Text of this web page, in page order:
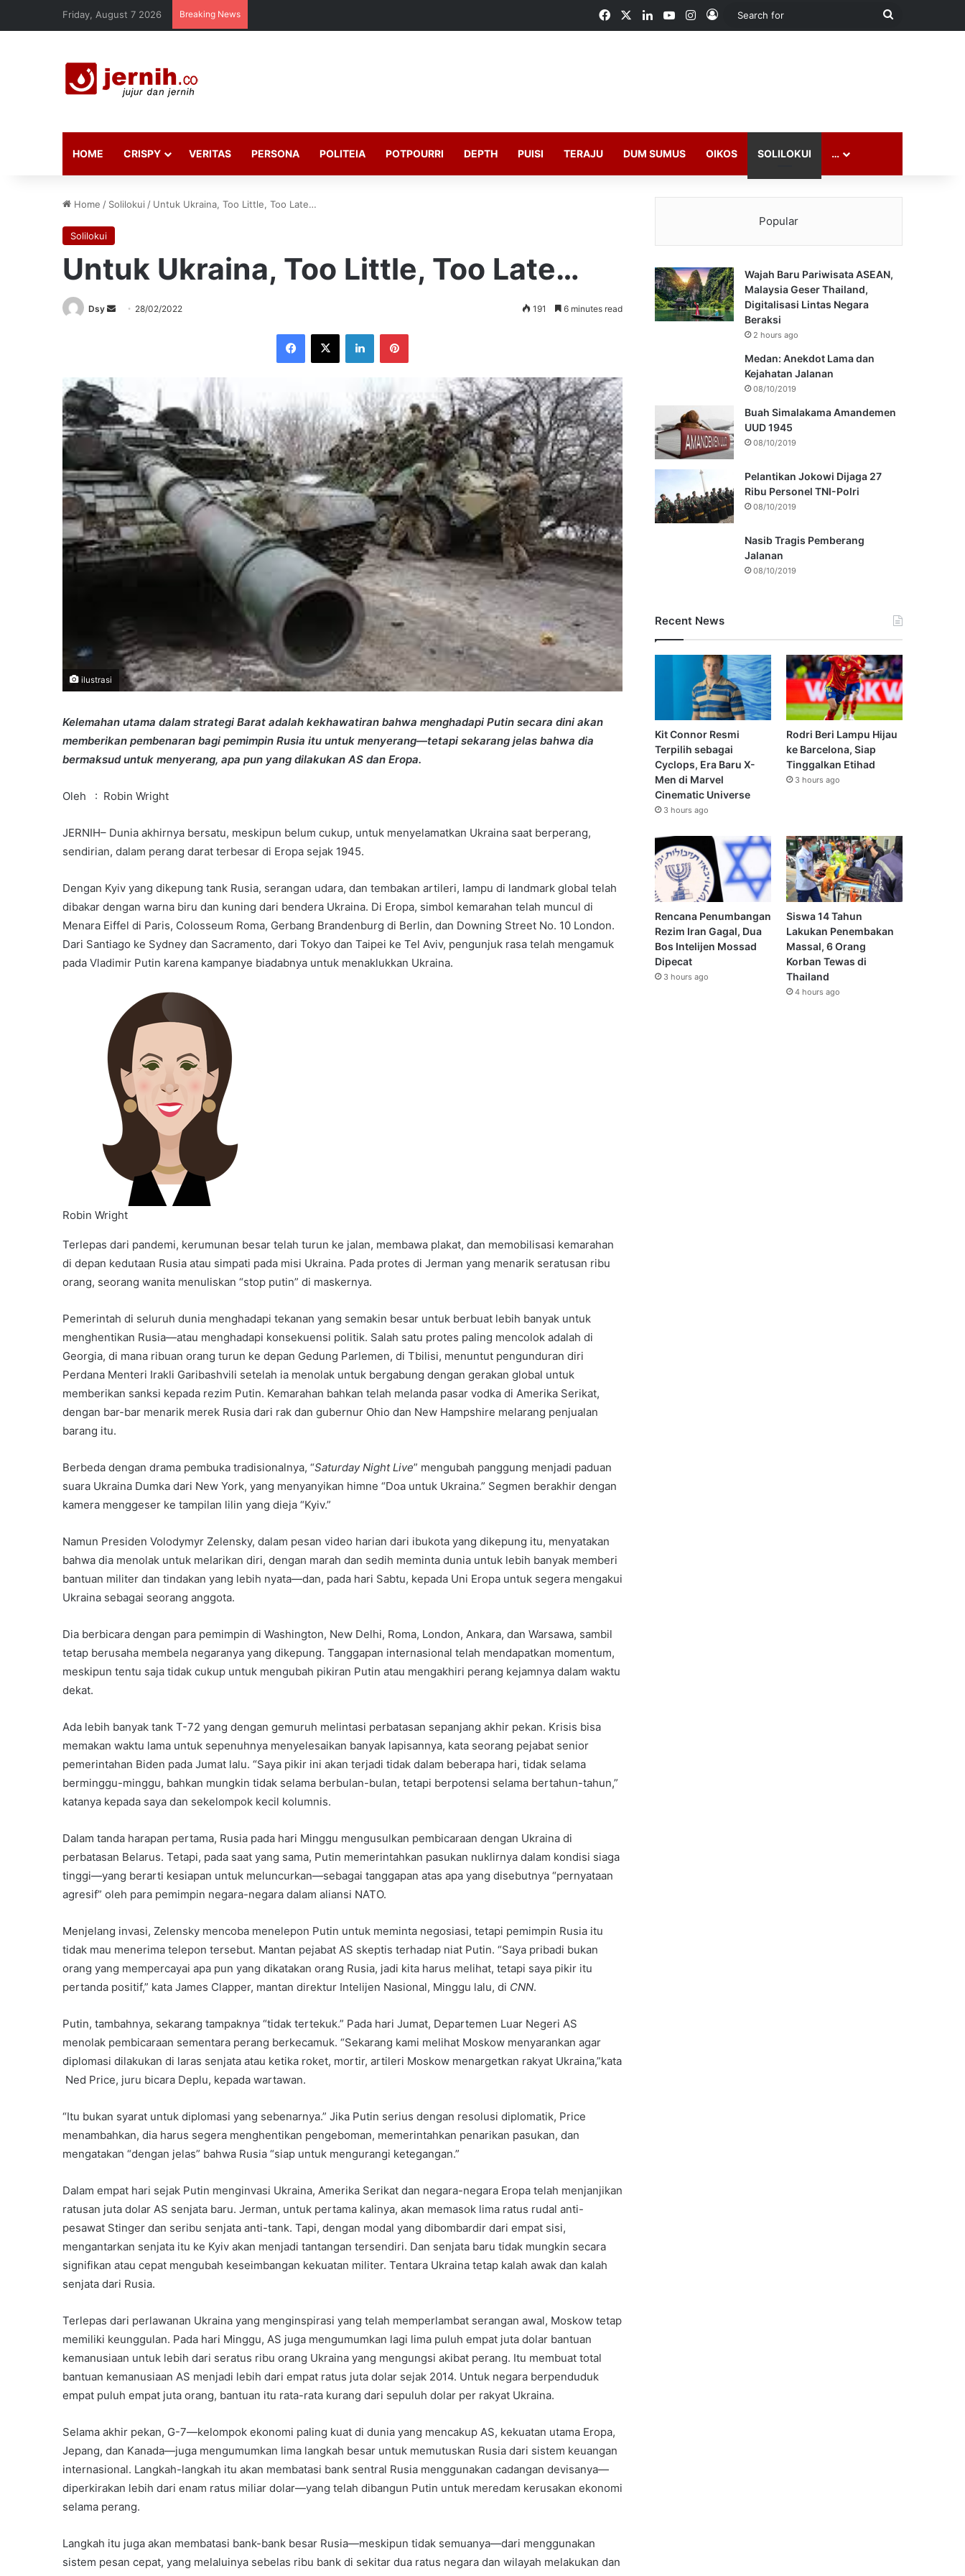
Friday, August 7 2026 Breaking News FacebookLinkedInYouTubeInstagram
Log In
Search
HOME CRISPY VERITAS PERSONA POLITEIA POTPOURRI DEPTH PUISI TERAJU DUM SUMUS OIKOS SOLILOKUI …
Home / Solilokui / Untuk Ukraina, Too Little, Too Late…
Solilokui
Untuk Ukraina, Too Little, Too Late…
Dsy
Send 28/02/2022 191 6 minutes read
Facebook
X LinkedInPinterest
ilustrasi
Kelemahan utama dalam strategi Barat adalah kekhawatiran bahwa menghadapi Putin secara dini akan
memberikan pembenaran bagi pemimpin Rusia itu untuk menyerang—tetapi sekarang jelas bahwa dia
bermaksud untuk menyerang, apa pun yang dilakukan AS dan Eropa.
Oleh : Robin Wright
JERNIH– Dunia akhirnya bersatu, meskipun belum cukup, untuk menyelamatkan Ukraina saat berperang,
sendirian, dalam perang darat terbesar di Eropa sejak 1945.
Dengan Kyiv yang dikepung tank Rusia, serangan udara, dan tembakan artileri, lampu di landmark global telah
dibakar dengan warna biru dan kuning dari bendera Ukraina. Di Eropa, simbol kemarahan telah muncul di
Menara Eiffel di Paris, Colosseum Roma, Gerbang Brandenburg di Berlin, dan Downing Street No. 10 London.
Dari Santiago ke Sydney dan Sacramento, dari Tokyo dan Taipei ke Tel Aviv, pengunjuk rasa telah mengamuk
pada Vladimir Putin karena kampanye biadabnya untuk menaklukkan Ukraina.
Robin Wright
Terlepas dari pandemi, kerumunan besar telah turun ke jalan, membawa plakat, dan memobilisasi kemarahan
di depan kedutaan Rusia atau simpati pada misi Ukraina. Pada protes di Jerman yang menarik seratusan ribu
orang, seorang wanita menuliskan “stop putin” di maskernya.
Pemerintah di seluruh dunia menghadapi tekanan yang semakin besar untuk berbuat lebih banyak untuk
menghentikan Rusia—atau menghadapi konsekuensi politik. Salah satu protes paling mencolok adalah di
Georgia, di mana ribuan orang turun ke depan Gedung Parlemen, di Tbilisi, menuntut pengunduran diri
Perdana Menteri Irakli Garibashvili setelah ia menolak untuk bergabung dengan gerakan global untuk
memberikan sanksi kepada rezim Putin. Kemarahan bahkan telah melanda pasar vodka di Amerika Serikat,
dengan bar-bar menarik merek Rusia dari rak dan gubernur Ohio dan New Hampshire melarang penjualan
barang itu.
Berbeda dengan drama pembuka tradisionalnya, “Saturday Night Live” mengubah panggung menjadi paduan
suara Ukraina Dumka dari New York, yang menyanyikan himne “Doa untuk Ukraina.” Segmen berakhir dengan
kamera menggeser ke tampilan lilin yang dieja “Kyiv.”
Namun Presiden Volodymyr Zelensky, dalam pesan video harian dari ibukota yang dikepung itu, menyatakan
bahwa dia menolak untuk melarikan diri, dengan marah dan sedih meminta dunia untuk lebih banyak memberi
bantuan militer dan tindakan yang lebih nyata—dan, pada hari Sabtu, kepada Uni Eropa untuk segera mengakui
Ukraina sebagai seorang anggota.
Dia berbicara dengan para pemimpin di Washington, New Delhi, Roma, London, Ankara, dan Warsawa, sambil
tetap berusaha membela negaranya yang dikepung. Tanggapan internasional telah mendapatkan momentum,
meskipun tentu saja tidak cukup untuk mengubah pikiran Putin atau mengakhiri perang kejamnya dalam waktu
dekat.
Ada lebih banyak tank T-72 yang dengan gemuruh melintasi perbatasan sepanjang akhir pekan. Krisis bisa
memakan waktu lama untuk sepenuhnya menyelesaikan banyak lapisannya, kata seorang pejabat senior
pemerintahan Biden pada Jumat lalu. “Saya pikir ini akan terjadi tidak dalam beberapa hari, tidak selama
berminggu-minggu, bahkan mungkin tidak selama berbulan-bulan, tetapi berpotensi selama bertahun-tahun,”
katanya kepada saya dan sekelompok kecil kolumnis.
Dalam tanda harapan pertama, Rusia pada hari Minggu mengusulkan pembicaraan dengan Ukraina di
perbatasan Belarus. Tetapi, pada saat yang sama, Putin memerintahkan pasukan nuklirnya dalam kondisi siaga
tinggi—yang berarti kesiapan untuk meluncurkan—sebagai tanggapan atas apa yang disebutnya “pernyataan
agresif” oleh para pemimpin negara-negara dalam aliansi NATO.
Menjelang invasi, Zelensky mencoba menelepon Putin untuk meminta negosiasi, tetapi pemimpin Rusia itu
tidak mau menerima telepon tersebut. Mantan pejabat AS skeptis terhadap niat Putin. “Saya pribadi bukan
orang yang mempercayai apa pun yang dikatakan orang Rusia, jadi kita harus melihat, tetapi saya pikir itu
pertanda positif,” kata James Clapper, mantan direktur Intelijen Nasional, Minggu lalu, di CNN.
Putin, tambahnya, sekarang tampaknya “tidak tertekuk.” Pada hari Jumat, Departemen Luar Negeri AS
menolak pembicaraan sementara perang berkecamuk. “Sekarang kami melihat Moskow menyarankan agar
diplomasi dilakukan di laras senjata atau ketika roket, mortir, artileri Moskow menargetkan rakyat Ukraina,”kata
Ned Price, juru bicara Deplu, kepada wartawan.
“Itu bukan syarat untuk diplomasi yang sebenarnya.” Jika Putin serius dengan resolusi diplomatik, Price
menambahkan, dia harus segera menghentikan pengeboman, memerintahkan penarikan pasukan, dan
mengatakan “dengan jelas” bahwa Rusia “siap untuk mengurangi ketegangan.”
Dalam empat hari sejak Putin menginvasi Ukraina, Amerika Serikat dan negara-negara Eropa telah menjanjikan
ratusan juta dolar AS senjata baru. Jerman, untuk pertama kalinya, akan memasok lima ratus rudal anti-
pesawat Stinger dan seribu senjata anti-tank. Tapi, dengan modal yang dibombardir dari empat sisi,
mengantarkan senjata itu ke Kyiv akan menjadi tantangan tersendiri. Dan senjata baru tidak mungkin secara
signifikan atau cepat mengubah keseimbangan kekuatan militer. Tentara Ukraina tetap kalah awak dan kalah
senjata dari Rusia.
Terlepas dari perlawanan Ukraina yang menginspirasi yang telah memperlambat serangan awal, Moskow tetap
memiliki keunggulan. Pada hari Minggu, AS juga mengumumkan lagi lima puluh empat juta dolar bantuan
kemanusiaan untuk lebih dari seratus ribu orang Ukraina yang mengungsi akibat perang. Itu membuat total
bantuan kemanusiaan AS menjadi lebih dari empat ratus juta dolar sejak 2014. Untuk negara berpenduduk
empat puluh empat juta orang, bantuan itu rata-rata kurang dari sepuluh dolar per rakyat Ukraina.
Selama akhir pekan, G-7—kelompok ekonomi paling kuat di dunia yang mencakup AS, kekuatan utama Eropa,
Jepang, dan Kanada—juga mengumumkan lima langkah besar untuk memutuskan Rusia dari sistem keuangan
internasional. Langkah-langkah itu akan membatasi bank sentral Rusia menggunakan cadangan devisanya—
diperkirakan lebih dari enam ratus miliar dolar—yang telah dibangun Putin untuk meredam kerusakan ekonomi
selama perang.
Langkah itu juga akan membatasi bank-bank besar Rusia—meskipun tidak semuanya—dari menggunakan
sistem pesan cepat, yang melaluinya sebelas ribu bank di sekitar dua ratus negara dan wilayah melakukan dan
Popular
Wajah Baru Pariwisata ASEAN,
Malaysia Geser Thailand,
Digitalisasi Lintas Negara
Beraksi
2 hours ago
Medan: Anekdot Lama dan
Kejahatan Jalanan
08/10/2019
Buah Simalakama Amandemen
UUD 1945
08/10/2019
Pelantikan Jokowi Dijaga 27
Ribu Personel TNI-Polri
08/10/2019
Nasib Tragis Pemberang
Jalanan
08/10/2019
Recent News
Kit Connor Resmi
Terpilih sebagai
Cyclops, Era Baru X-
Men di Marvel
Cinematic Universe
3 hours ago
Rodri Beri Lampu Hijau
ke Barcelona, Siap
Tinggalkan Etihad
3 hours ago
Rencana Penumbangan
Rezim Iran Gagal, Dua
Bos Intelijen Mossad
Dipecat
3 hours ago
Siswa 14 Tahun
Lakukan Penembakan
Massal, 6 Orang
Korban Tewas di
Thailand
4 hours ago